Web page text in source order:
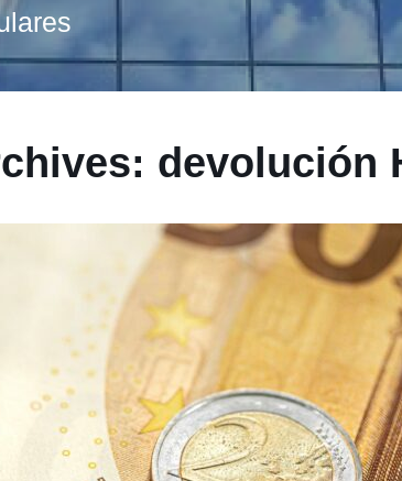
devolución